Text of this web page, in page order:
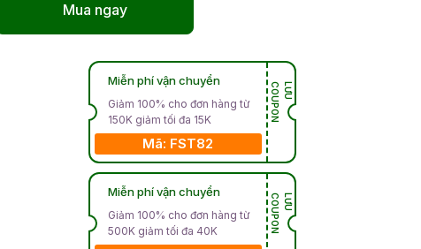
Mua ngay
Miễn phí vận chuyển
Giảm 100% cho đơn hàng từ
150K giảm tối đa 15K
Mã: FST82
L
Ư
U
C
O
U
P
O
N
Miễn phí vận chuyển
Giảm 100% cho đơn hàng từ
500K giảm tối đa 40K
L
Ư
U
C
O
U
P
O
N